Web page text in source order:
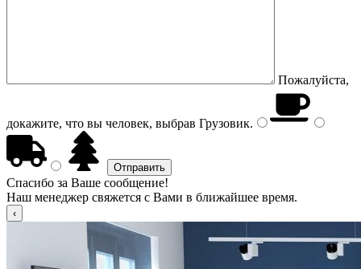
Пожалуйста,
докажите, что вы человек, выбрав Грузовик.
Спасибо за Ваше сообщение!
Наш менеджер свяжется с Вами в ближайшее время.